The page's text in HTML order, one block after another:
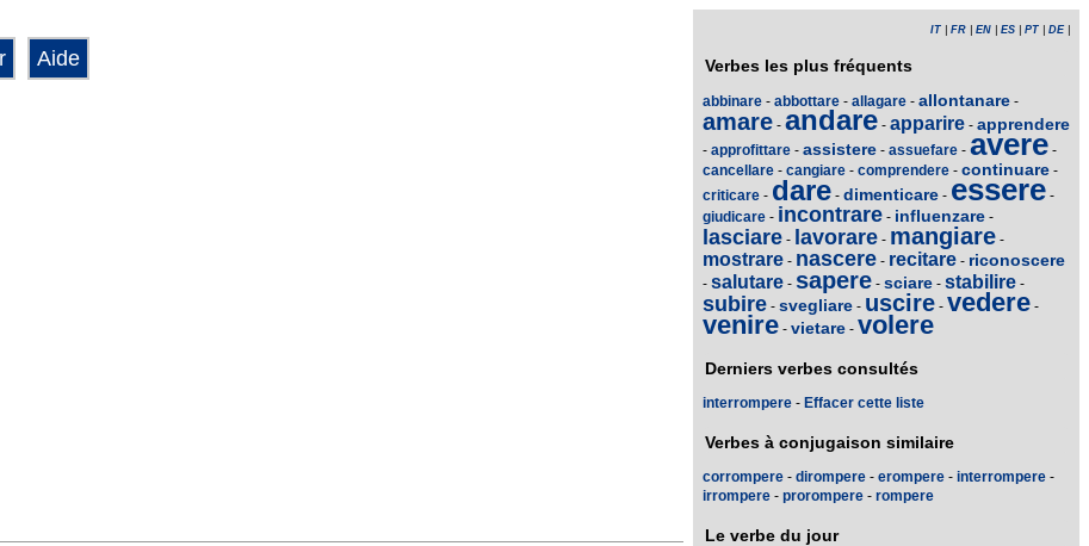
IT FR EN ES PT DE|
Verbes les plus fréquents
abbinare - abbottare - allagare - allontanare -
amare - andare - apparire - apprendere
- approfittare - assistere - assuefare - avere -
cancellare - cangiare - comprendere - continuare -
criticare - dare - dimenticare - essere -
giudicare - incontrare - influenzare -
lasciare - lavorare - mangiare -
mostrare - nascere - recitare - riconoscere
- salutare - sapere - sciare - stabilire -
subire - svegliare - uscire - vedere -
venire - vietare - volere
Derniers verbes consultés
interrompere - Effacer cette liste
Verbes à conjugaison similaire
corrompere - dirompere - erompere - interrompere -
irrompere - prorompere - rompere
Le verbe du jour